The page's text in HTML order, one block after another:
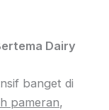
Dairy
banget di
pameran,